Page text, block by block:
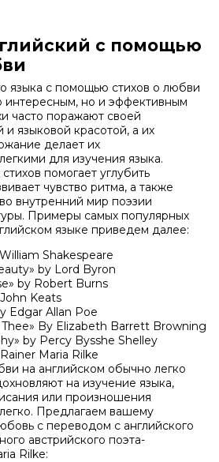
с помощью
языка с помощью стихов о любви
интересным, но и эффективным
часто поражают своей
языковой красотой, а их
делает их
для изучения языка.
помогает углубить
чувство ритма, а также
внутренний мир поэзии
Примеры самых популярных
языке приведем далее:
Shakespeare
by Lord Byron
by Robert Burns
Keats
Edgar Allan Poe
By Elizabeth Barrett Browning
by Percy Bysshe Shelley
Maria Rilke
на английском обычно легко
на изучение языка,
или произношения
Предлагаем вашему
с переводом с английского
австрийского поэта-
Rilke: